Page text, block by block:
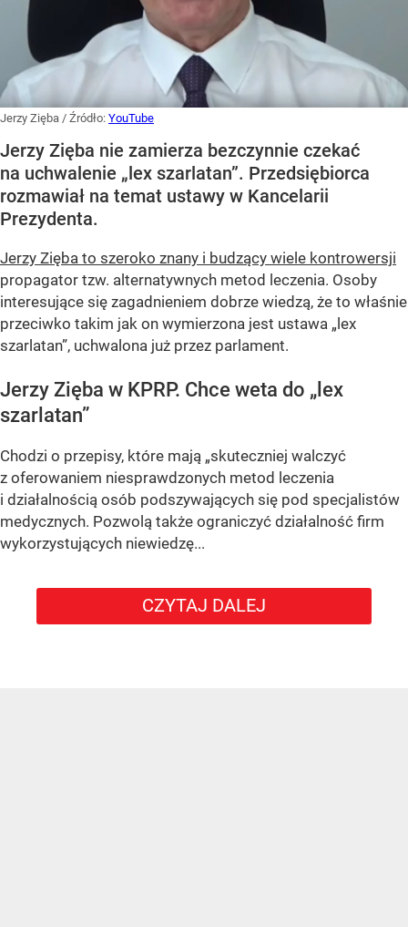
Jerzy Zięba / Źródło: YouTube
Jerzy Zięba nie zamierza bezczynnie czekać
na uchwalenie „lex szarlatan”. Przedsiębiorca
rozmawiał na temat ustawy w Kancelarii
Prezydenta.
Jerzy Zięba to szeroko znany i budzący wiele kontrowersji
propagator tzw. alternatywnych metod leczenia. Osoby
interesujące się zagadnieniem dobrze wiedzą, że to właśnie
przeciwko takim jak on wymierzona jest ustawa „lex
szarlatan”, uchwalona już przez parlament.
Jerzy Zięba w KPRP. Chce weta do „lex
szarlatan”
Chodzi o przepisy, które mają „skuteczniej walczyć
z oferowaniem niesprawdzonych metod leczenia
i działalnością osób podszywających się pod specjalistów
medycznych. Pozwolą także ograniczyć działalność firm
wykorzystujących niewiedzę...
CZYTAJ DALEJ